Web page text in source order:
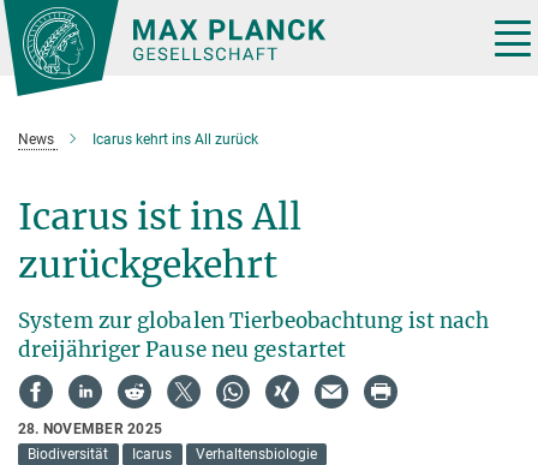
Hauptinhalt
News Icarus kehrt ins All zurück
Icarus ist ins All
zurückgekehrt
System zur globalen Tierbeobachtung ist nach
dreijähriger Pause neu gestartet
28. NOVEMBER 2025
Biodiversität
Icarus Verhaltensbiologie